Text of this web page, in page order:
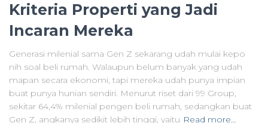
Kriteria Properti yang Jadi
Incaran Mereka
Generasi milenial sama Gen Z sekarang udah mulai kepo
nih soal beli rumah. Walaupun belum banyak yang udah
mapan secara ekonomi, tapi mereka udah punya impian
buat punya hunian sendiri. Menurut riset dari 99 Group,
sekitar 64,4% milenial pengen beli rumah, sedangkan buat
Gen Z, angkanya sedikit lebih tinggi, yaitu Read more…